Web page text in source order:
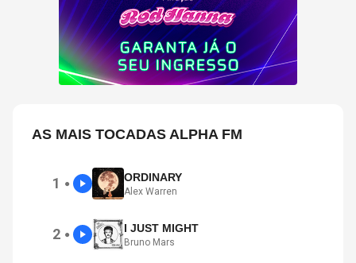
AS MAIS TOCADAS ALPHA FM
1 ● ORDINARY
Alex Warren
2 ● I JUST MIGHT
Bruno Mars